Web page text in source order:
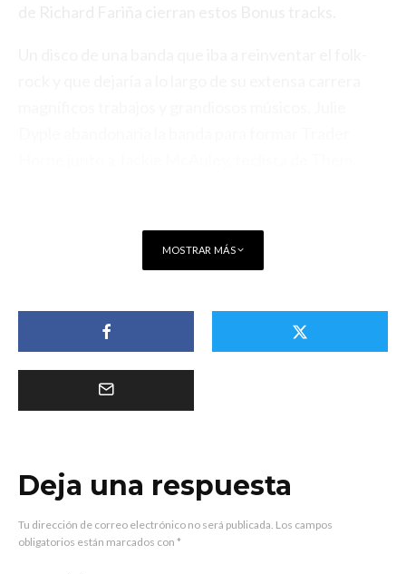
MOSTRAR MÁS
Deja una respuesta
Tu dirección de correo electrónico no será publicada. Los campos
obligatorios están marcados con *